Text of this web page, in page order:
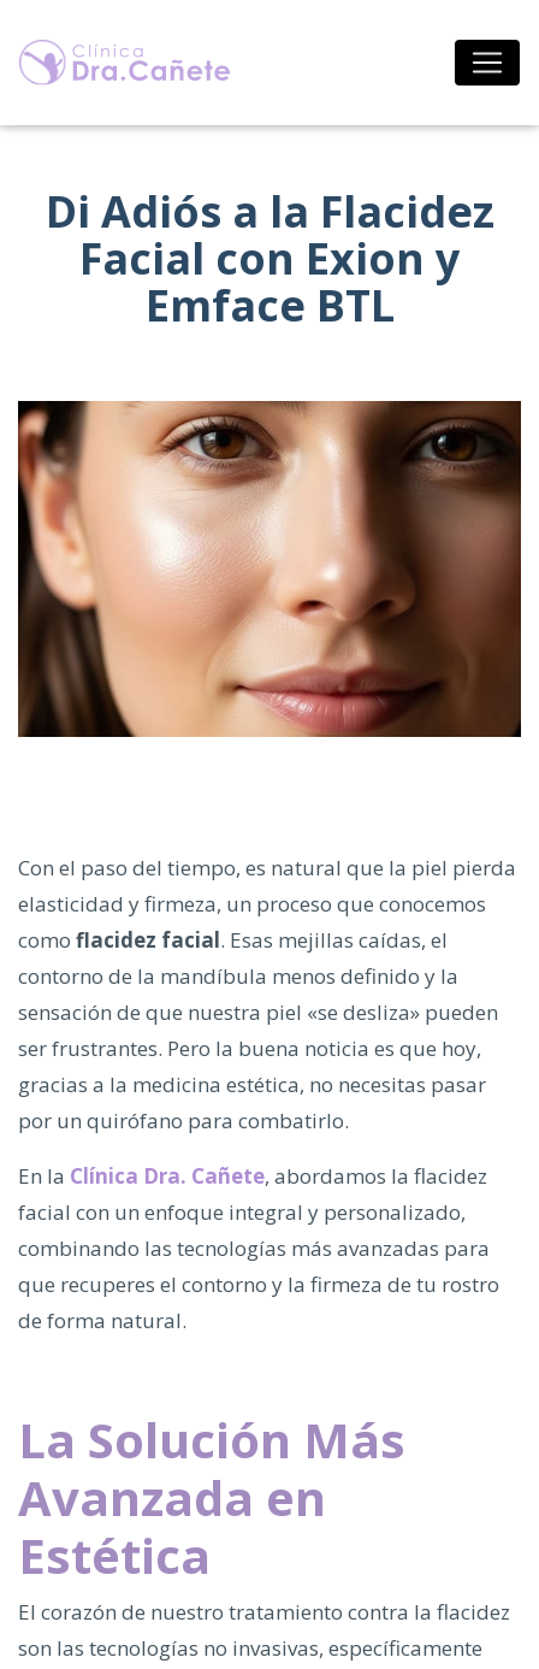
contenido
Di Adiós a la Flacidez
Facial con Exion y
Emface BTL
Con el paso del tiempo, es natural que la piel pierda
elasticidad y firmeza, un proceso que conocemos
como flacidez facial. Esas mejillas caídas, el
contorno de la mandíbula menos definido y la
sensación de que nuestra piel «se desliza» pueden
ser frustrantes. Pero la buena noticia es que hoy,
gracias a la medicina estética, no necesitas pasar
por un quirófano para combatirlo.
En la Clínica Dra. Cañete, abordamos la flacidez
facial con un enfoque integral y personalizado,
combinando las tecnologías más avanzadas para
que recuperes el contorno y la firmeza de tu rostro
de forma natural.
La Solución Más
Avanzada en
Estética
El corazón de nuestro tratamiento contra la flacidez
son las tecnologías no invasivas, específicamente